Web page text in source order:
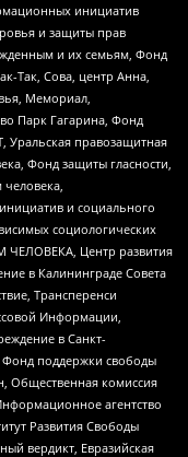
инициатив
и защиты прав
и их семьям, Фонд
Так, Сова, центр Анна,
Мемориал,
Парк Гагарина, Фонд
правозащитная
Фонд защиты гласности,
и социального
социологических
ЧЕЛОВЕКА, Центр развития
в Калининграде Совета
Трансперенси
Информации,
в Санкт-
Фонд поддержки свободы
Общественная комиссия
агентство
Развития Свободы
вердикт, Евразийская